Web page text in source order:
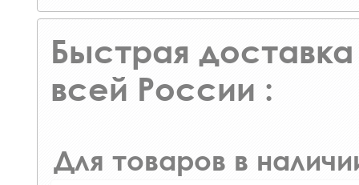
Быстрая доставка
всей России :
Для товаров в